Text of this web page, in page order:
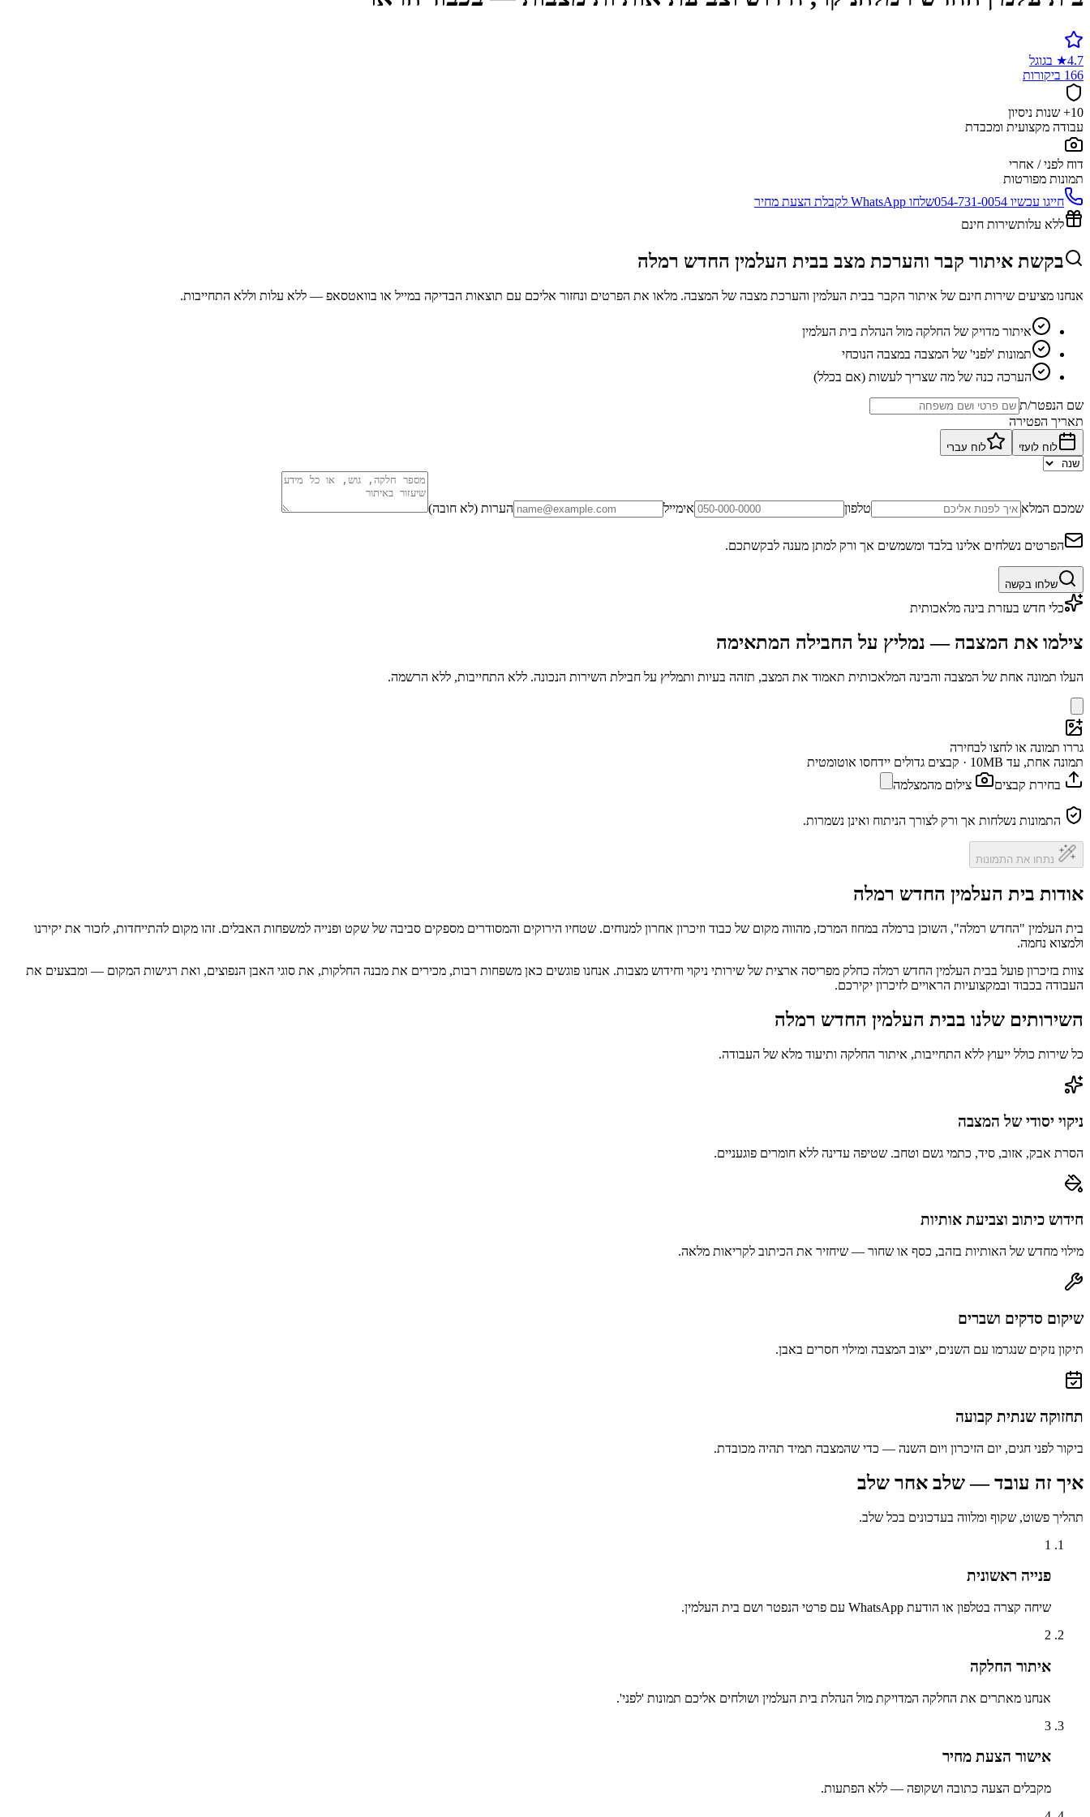
4.7
★ בגוגל
166 ביקורות
10+ שנות ניסיון
עבודה מקצועית ומכבדת
דוח לפני / אחרי
תמונות מפורטות
חייגו עכשיו 054-731-0054שלחו WhatsApp לקבלת הצעת מחיר
ללא עלותשירות חינם
בקשת איתור קבר והערכת מצב בבית העלמין החדש רמלה
אנחנו מציעים שירות חינם של איתור הקבר בבית העלמין והערכת מצבה של המצבה. מלאו את הפרטים ונחזור אליכם עם תוצאות הבדיקה במייל או בוואטסאפ — ללא עלות וללא התחייבות.
איתור מדויק של החלקה מול הנהלת בית העלמין
תמונות 'לפני' של המצבה במצבה הנוכחי
הערכה כנה של מה שצריך לעשות (אם בכלל)
שם הנפטר/ת
תאריך הפטירה
לוח לועזי לוח עברי
שמכם המלא טלפון אימייל הערות (לא חובה)
הפרטים נשלחים אלינו בלבד ומשמשים אך ורק למתן מענה לבקשתכם.
שלחו בקשה
כלי חדש בעזרת בינה מלאכותית
צילמו את המצבה — נמליץ על החבילה המתאימה
העלו תמונה אחת של המצבה והבינה המלאכותית תאמוד את המצב, תזהה בעיות ותמליץ על חבילת השירות הנכונה. ללא התחייבות, ללא הרשמה.
גררו תמונה או לחצו לבחירה
תמונה אחת, עד 10MB · קבצים גדולים יידחסו אוטומטית
בחירת קבצים
צילום מהמצלמה
התמונות נשלחות אך ורק לצורך הניתוח ואינן נשמרות.
נתחו את התמונות
אודות בית העלמין החדש רמלה
בית העלמין "החדש רמלה", השוכן ברמלה במחוז המרכז, מהווה מקום של כבוד וזיכרון אחרון למנוחים. שטחיו הירוקים והמסודרים מספקים סביבה של שקט ופנייה למשפחות האבלים. זהו מקום להתייחדות, לזכור את יקירנו
ולמצוא נחמה.
צוות בזיכרון פועל בבית העלמין החדש רמלה כחלק מפריסה ארצית של שירותי ניקוי וחידוש מצבות. אנחנו פוגשים כאן משפחות רבות, מכירים את מבנה החלקות, את סוגי האבן הנפוצים, ואת רגישות המקום — ומבצעים את
העבודה בכבוד ובמקצועיות הראויים לזיכרון יקירכם.
השירותים שלנו בבית העלמין החדש רמלה
כל שירות כולל ייעוץ ללא התחייבות, איתור החלקה ותיעוד מלא של העבודה.
ניקוי יסודי של המצבה
הסרת אבק, אזוב, סיד, כתמי גשם וטחב. שטיפה עדינה ללא חומרים פוגעניים.
חידוש כיתוב וצביעת אותיות
מילוי מחדש של האותיות בזהב, כסף או שחור — שיחזיר את הכיתוב לקריאות מלאה.
שיקום סדקים ושברים
תיקון נזקים שנגרמו עם השנים, ייצוב המצבה ומילוי חסרים באבן.
תחזוקה שנתית קבועה
ביקור לפני חגים, יום הזיכרון ויום השנה — כדי שהמצבה תמיד תהיה מכובדת.
איך זה עובד — שלב אחר שלב
תהליך פשוט, שקוף ומלווה בעדכונים בכל שלב.
1
פנייה ראשונית
שיחה קצרה בטלפון או הודעת WhatsApp עם פרטי הנפטר ושם בית העלמין.
2
איתור החלקה
אנחנו מאתרים את החלקה המדויקת מול הנהלת בית העלמין ושולחים אליכם תמונות 'לפני'.
3
אישור הצעת מחיר
מקבלים הצעה כתובה ושקופה — ללא הפתעות.